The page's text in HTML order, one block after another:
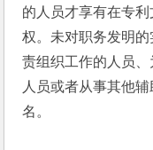
的人员才享有在专
权。未对职务发明
责组织工作的人员
人员或者从事其他
名。